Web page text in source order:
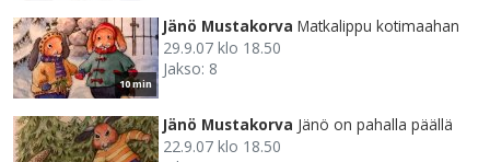
10 min
Jänö Mustakorva Matkalippu kotimaahan
29.9.07 klo 18.50
Jakso: 8
Jänö Mustakorva Jänö on pahalla päällä
22.9.07 klo 18.50